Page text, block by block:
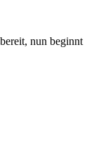
nun beginnt